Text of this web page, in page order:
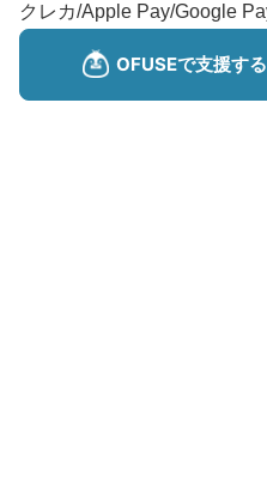
クレカ/Apple Pay/Google